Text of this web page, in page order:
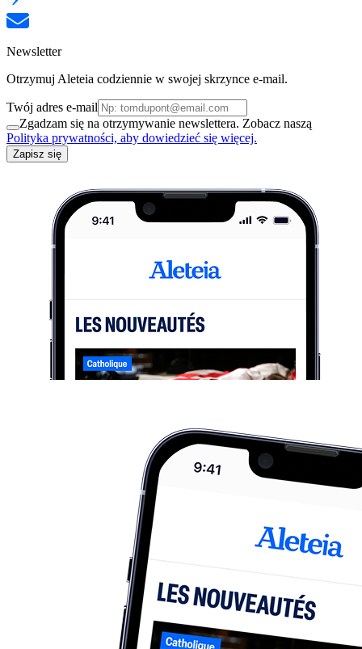
Newsletter
Otrzymuj Aleteia codziennie w swojej skrzynce e-mail.
Twój adres e-mail
Zgadzam się na otrzymywanie newslettera. Zobacz naszą
Polityka prywatności, aby dowiedzieć się więcej.
Zapisz się